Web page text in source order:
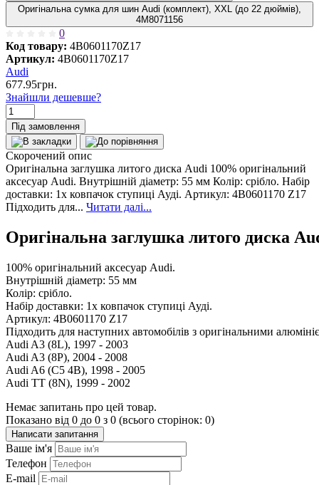
Оригінальна сумка для шин Audi (комплект), XXL (до 22 дюймів),
4M8071156
0
Код товару: 4B0601170Z17
Артикул: 4B0601170Z17
Audi
677.95грн.
Знайшли дешевше?
Під замовлення
Скорочений опис
Оригінальна заглушка литого диска Audi 100% оригінальний
аксесуар Audi. Внутрішній діаметр: 55 мм Колір: срібло. Набір
доставки: 1x ковпачок ступиці Ауді. Артикул: 4B0601170 Z17
Підходить для... Читати далі...
Оригінальна заглушка литого диска
100% оригінальний аксесуар Audi.
Внутрішній діаметр: 55 мм
Колір: срібло.
Набір доставки: 1x ковпачок ступиці Ауді.
Артикул: 4B0601170 Z17
Підходить для наступних автомобілів з оригінальними
Audi A3 (8L), 1997 - 2003
Audi A3 (8P), 2004 - 2008
Audi A6 (C5 4B), 1998 - 2005
Audi TT (8N), 1999 - 2002
Немає запитань про цей товар.
Показано від 0 до 0 з 0 (всього сторінок: 0)
Написати запитання
Ваше ім'я
Телефон
E-mail